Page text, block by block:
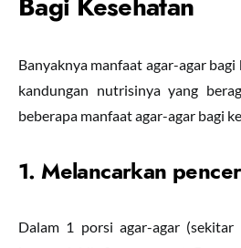
Banyaknya manfaat agar-agar
kandungan nutrisinya yang
beberapa manfaat agar-agar bagi
1. Melancarkan
Dalam 1 porsi agar-agar